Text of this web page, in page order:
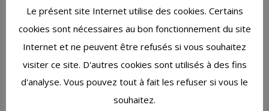
Investir dans le coaching des
collaborateurs en temps de crise …
Une bonne idée ?
Vous aussi, vous devez instaurer des
changements dans votre entreprise
Le présent site Internet utilise des cookies. Certains
cookies sont nécessaires au bon fonctionnement du site
Internet et ne peuvent être refusés si vous souhaitez
visiter ce site. D'autres cookies sont utilisés à des fins
d'analyse. Vous pouvez tout à fait les refuser si vous le
souhaitez.